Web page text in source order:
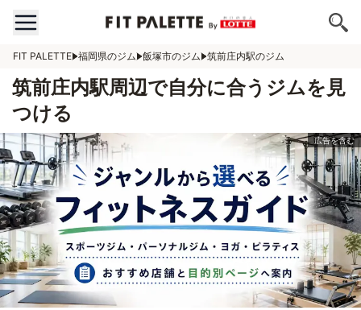
FIT PALETTE 福岡県のジム 飯塚市のジム 筑前庄内駅のジム
筑前庄内駅周辺で自分に合うジムを見
つける